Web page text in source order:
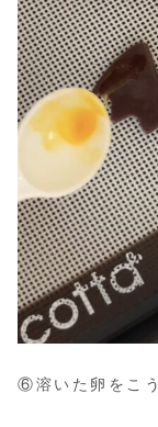
⑥溶いた卵をこ